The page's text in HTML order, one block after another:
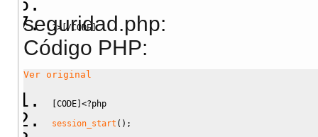
?>[/CODE]
seguridad.php:
Código PHP:
Ver original
[CODE] <?php
session_start ( ) ;